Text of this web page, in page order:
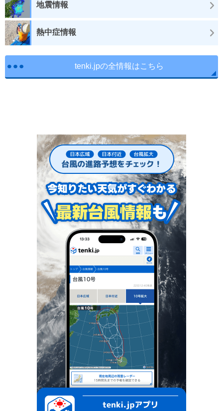
地震情報
熱中症情報
tenki.jpの全情報はこちら